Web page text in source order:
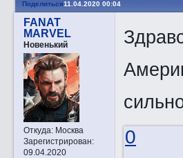
Поделиться11.04.2020 00:04
FANAT
MARVEL
Новенький
Откуда:Москва
Зарегистрирован:
09.04.2020
0